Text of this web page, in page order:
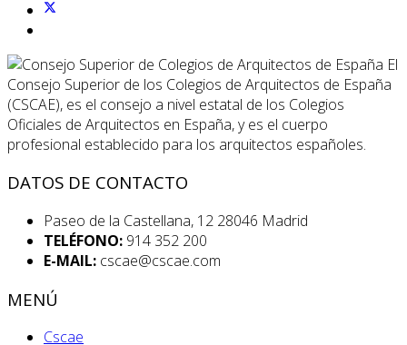
El
Consejo Superior de los Colegios de Arquitectos de España
(CSCAE), es el consejo a nivel estatal de los Colegios
Oficiales de Arquitectos en España, y es el cuerpo
profesional establecido para los arquitectos españoles.
DATOS DE CONTACTO
Paseo de la Castellana, 12 28046 Madrid
TELÉFONO: 914 352 200
E-MAIL: cscae@cscae.com
MENÚ
Cscae